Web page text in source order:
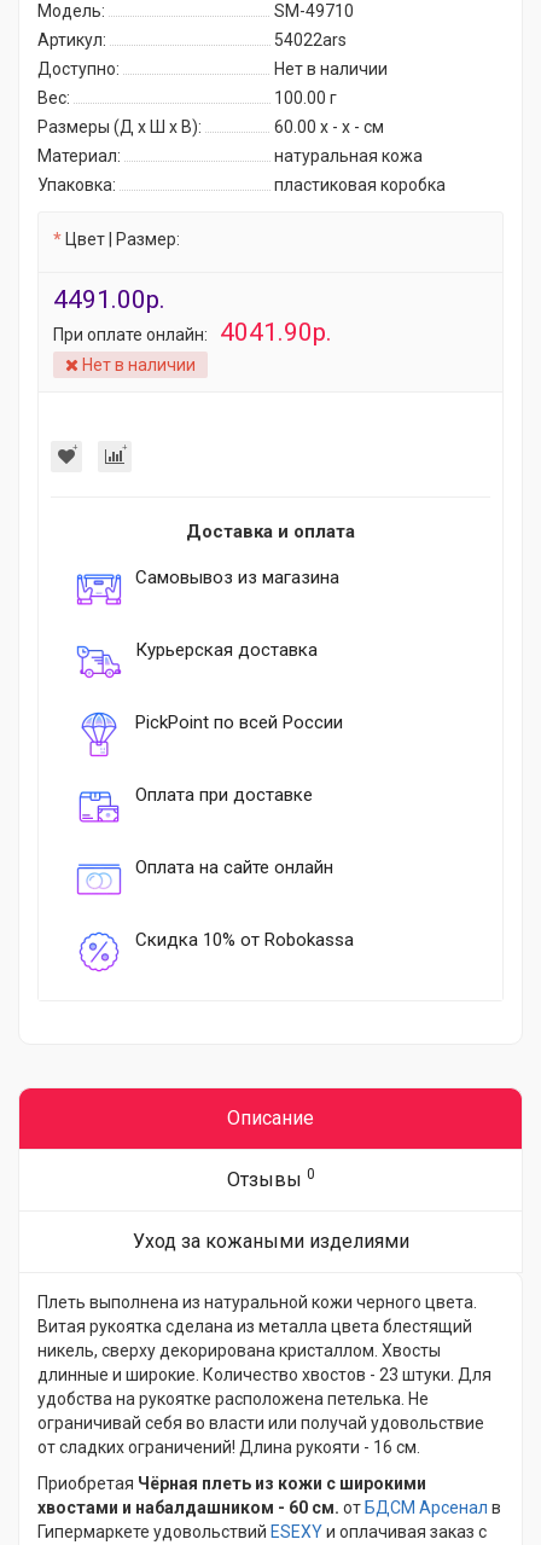
Модель:
SM-49710
Артикул:
54022ars
Доступно:
Нет в наличии
Вес:
100.00 г
Размеры (Д x Ш x В):
60.00 x - x - см
Материал:
натуральная кожа
Упаковка:
пластиковая коробка
Цвет | Размер:
4491.00р.
При оплате онлайн: 4041.90р.
Нет в наличии
Доставка и оплата
Самовывоз из магазина
Курьерская доставка
PickPoint по всей России
Оплата при доставке
Оплата на сайте онлайн
Скидка 10% от Robokassa
Описание
Отзывы 0
Уход за кожаными изделиями
Плеть выполнена из натуральной кожи черного цвета.
Витая рукоятка сделана из металла цвета блестящий
никель, сверху декорирована кристаллом. Хвосты
длинные и широкие. Количество хвостов - 23 штуки. Для
удобства на рукоятке расположена петелька. Не
ограничивай себя во власти или получай удовольствие
от сладких ограничений! Длина рукояти - 16 см.
Приобретая Чёрная плеть из кожи с широкими
хвостами и набалдашником - 60 см. от БДСМ Арсенал в
Гипермаркете удовольствий ESEXYи оплачивая заказ с